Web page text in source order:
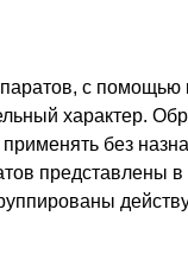
половых органов
заболевания
мужских половых
с помощью
характер.
без
представлены